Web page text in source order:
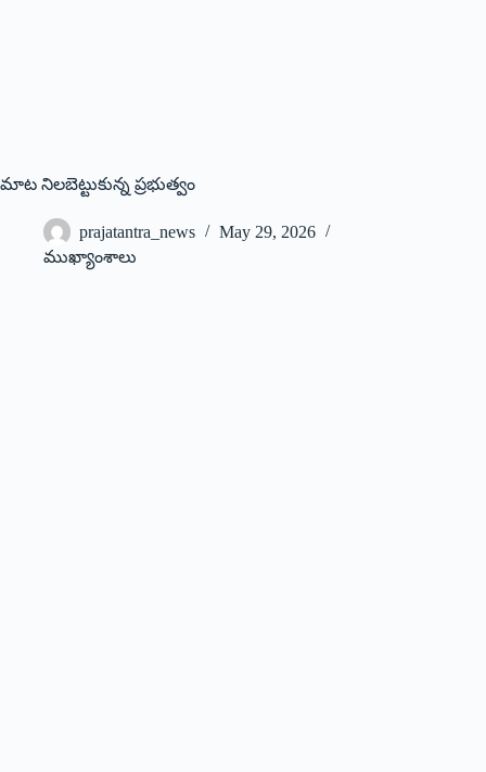
మాట నిలబెట్టుకున్న ప్రభుత్వం
prajatantra_news
May 29, 2026
ముఖ్యాంశాలు